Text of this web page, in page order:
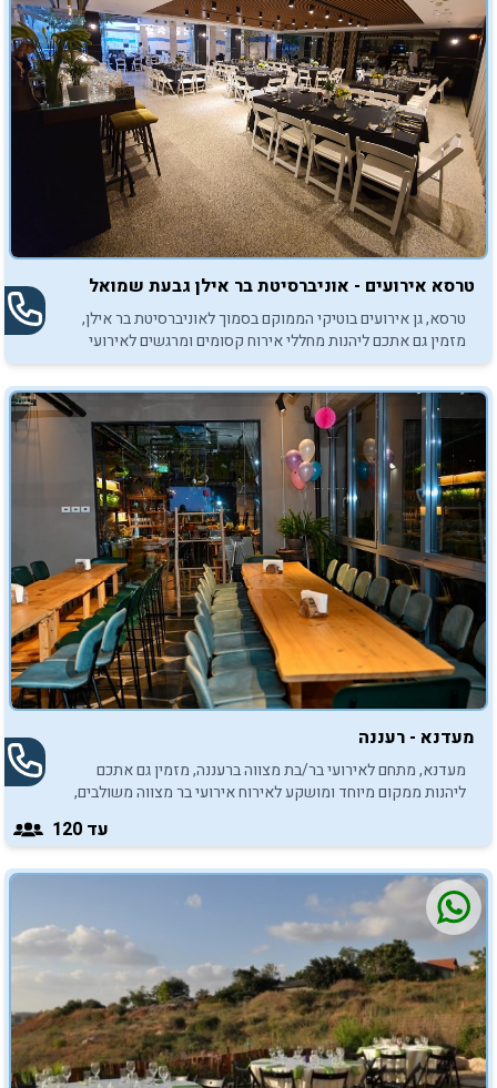
טרסא אירועים - אוניברסיטת בר אילן גבעת שמואל
טרסא, גן אירועים בוטיקי הממוקם בסמוך לאוניברסיטת בר אילן,
מזמין גם אתכם ליהנות מחללי אירוח קסומים ומרגשים לאירועי
בר/בת מצווה.
מעדנא - רעננה
מעדנא, מתחם לאירועי בר/בת מצווה ברעננה, מזמין גם אתכם
ליהנות ממקום מיוחד ומושקע לאירוח אירועי בר מצווה משולבים,
עד 120